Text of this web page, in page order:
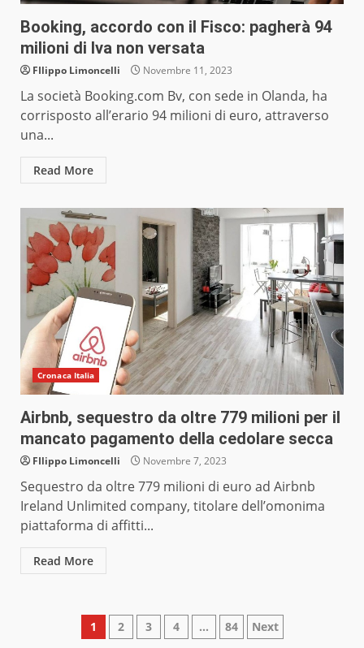
Booking, accordo con il Fisco: pagherà 94
milioni di Iva non versata
FIlippo Limoncelli Novembre 11, 2023
La società Booking.com Bv, con sede in Olanda, ha
corrisposto all’erario 94 milioni di euro, attraverso
una...
Read More
Cronaca Italia
Airbnb, sequestro da oltre 779 milioni per il
mancato pagamento della cedolare secca
FIlippo Limoncelli Novembre 7, 2023
Sequestro da oltre 779 milioni di euro ad Airbnb
Ireland Unlimited company, titolare dell’omonima
piattaforma di affitti...
Read More
Paginazione
1 2 3 4 … 84 Next